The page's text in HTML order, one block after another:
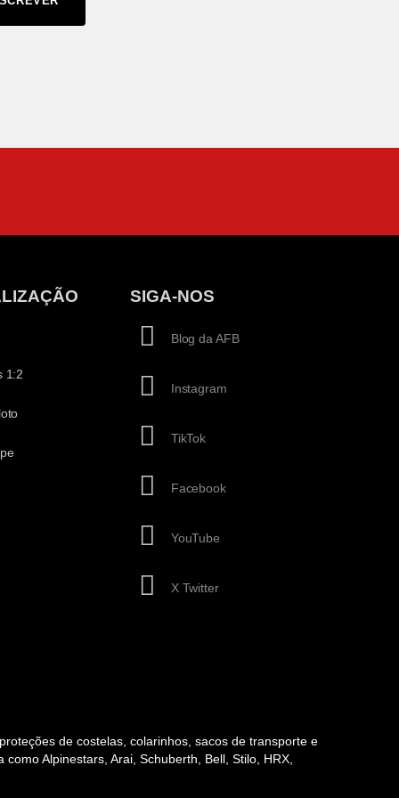
1:2
SIGA-NOS
Blog da AFB
Instagram
TikTok
Facebook
YouTube
X Twitter
de costelas, colarinhos, sacos de transporte e
Alpinestars, Arai, Schuberth, Bell, Stilo, HRX,